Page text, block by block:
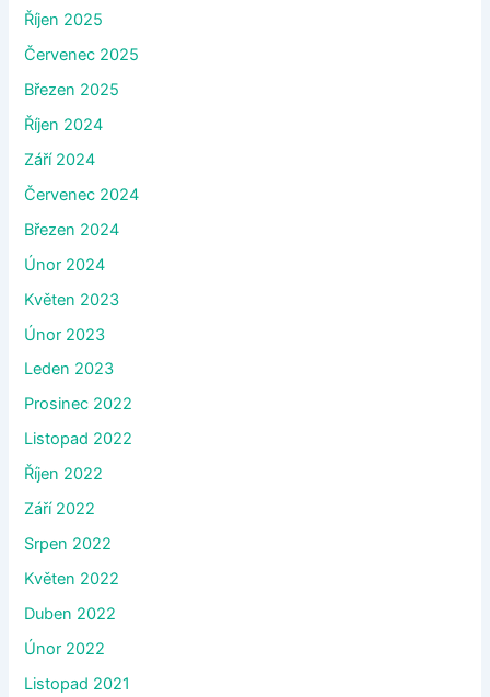
Říjen 2025
Červenec 2025
Březen 2025
Říjen 2024
Září 2024
Červenec 2024
Březen 2024
Únor 2024
Květen 2023
Únor 2023
Leden 2023
Prosinec 2022
Listopad 2022
Říjen 2022
Září 2022
Srpen 2022
Květen 2022
Duben 2022
Únor 2022
Listopad 2021